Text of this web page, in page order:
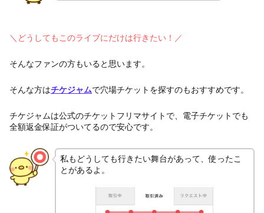
＼どうしてもこのライブにだけは行きたい！／
そんなファンの方もいると思います。
そんな方はチケジャムで穴場チケットを探すのもおすすめです。
チケジャムは公式のチケットフリマサイトで、電子チケットでも
全額返金保証がついてるので安心です。
私もどうしても行きたい舞台があって、使ったこ
とがあるよ。